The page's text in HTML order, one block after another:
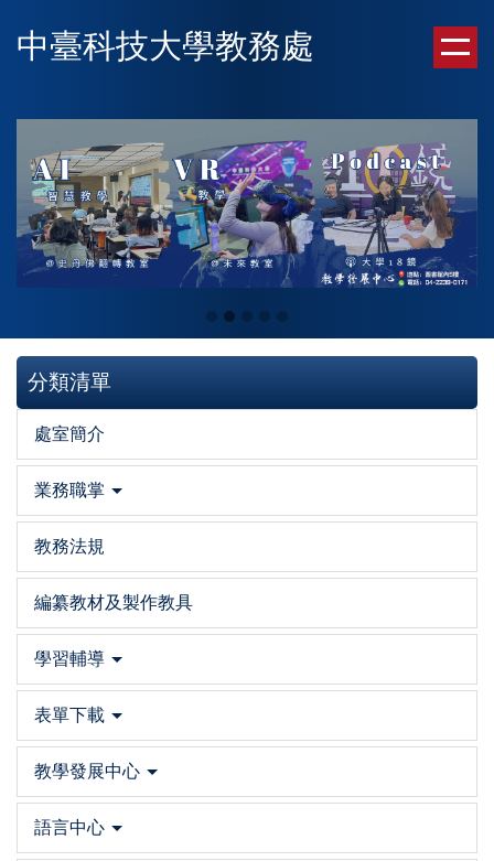
到
內
中臺科技大學教務處
分類清單
處室簡介
業務職掌
教務法規
編纂教材及製作教具
學習輔導
表單下載
教學發展中心
語言中心